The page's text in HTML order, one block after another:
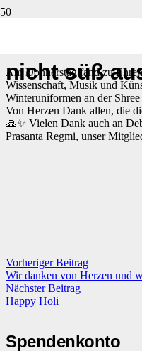
nicht süß
Am Donnerstag fand zu
Wissenschaft, Musik und
Winteruniformen an der
Von Herzen Dank allen, die
🙏✨ Vielen Dank auch an
Prasanta Regmi, unser
Vorheriger Beitrag
Wir danken von Herzen und
Nächster Beitrag
Happy Holi
Spendenkonto